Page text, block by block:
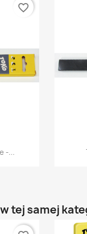
-...
favorite_border
tej samej